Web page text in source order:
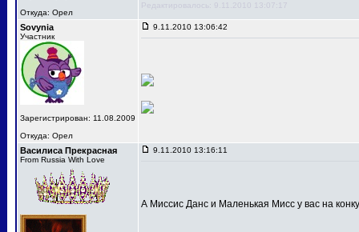
Откуда: Орел
Редактировалось: 9.11.2010 13:07:17
Sovynia
Участник
Зарегистрирован: 11.08.2009
Откуда: Орел
9.11.2010 13:06:42
Василиса Прекрасная
From Russia With Love
9.11.2010 13:16:11
А Миссис Данс и Маленькая Мисс у вас на